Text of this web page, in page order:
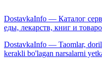
DostavkaInfo — Каталог
еды, лекарств, книг и
DostavkaInfo — Taomlar,
kerakli bo'lagan narsalarni